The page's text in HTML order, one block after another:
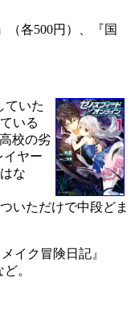
（各500円）、『国
ていた
いる
校の劣
イヤー
な
いただけで中段どま
イク冒険日記』
。